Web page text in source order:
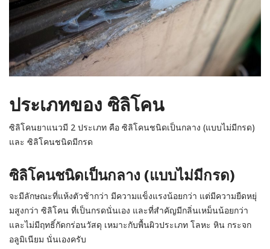
ประเภทของ ซิลิโคน
ซิลิโคนยาแนวมี 2 ประเภท คือ ซิลิโคนชนิดเป็นกลาง (แบบไม่มีกรด)
และ ซิลิโคนชนิดมีกรด
ซิลิโคนชนิดเป็นกลาง (แบบไม่มีกรด)
จะมีลักษณะที่แห้งตัวช้ากว่า มีความแข็งแรงน้อยกว่า แต่มีความยืดหยุ่
มสูงกว่า ซิลิโคน ที่เป็นกรดนั่นเอง และที่สำคัญมีกลิ่นเหม็นน้อยกว่า
และไม่มีฤทธิ์กัดกร่อนวัสดุ เหมาะกับพื้นผิวประเภท โลหะ หิน กระจก
อลูมิเนียม นั่นเองครับ